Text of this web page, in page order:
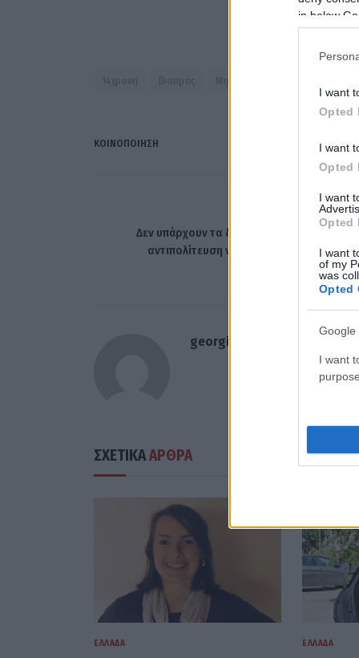
in below
I want
Opted
I want
Opted
I want
Opted
I want
of my
was
Opted
Google
I want
14χρονη βιασμός Μιχαηλίδου
ΚΟΙΝΟΠΟΊΗΣΗ
ΠΡΟΗΓΟΎΜΕΝΟ
Δεν υπάρχουν τα δισεκατομμύρια που ζητά
αντιπολίτευση να μοιράσουμε,
georgiosxt@gmail.com
ΣΧΕΤΙΚΑΑΡΘΡΑ
ΕΛΛΆΔΑ ΕΛΛΆΔΑ